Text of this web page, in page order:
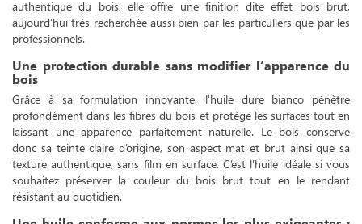
authentique du bois, elle offre une finition dite effet bois brut,
aujourd’hui très recherchée aussi bien par les particuliers que par les
professionnels.
Une protection durable sans modifier l’apparence du
bois
Grâce à sa formulation innovante, l'huile dure bianco pénètre
profondément dans les fibres du bois et protège les surfaces tout en
laissant une apparence parfaitement naturelle. Le bois conserve
donc sa teinte claire d’origine, son aspect mat et brut ainsi que sa
texture authentique, sans film en surface. C’est l’huile idéale si vous
souhaitez préserver la couleur du bois brut tout en le rendant
résistant au quotidien.